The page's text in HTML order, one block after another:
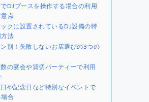
DJブースを操作する場合の利用
点
クに設置されているDJ設備の特
法
別！失敗しないお店選びの3つの
の宴会や貸切パーティーで利用
や記念日など特別なイベントで
合